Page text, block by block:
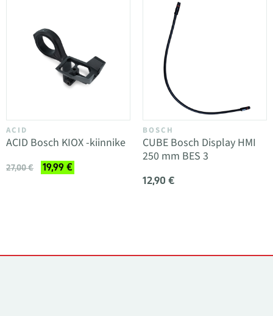
ACID
ACID Bosch KIOX -kiinnike
27,00 € 19,99 €
BOSCH
CUBE Bosch Display HMI
250 mm BES 3
12,90 €